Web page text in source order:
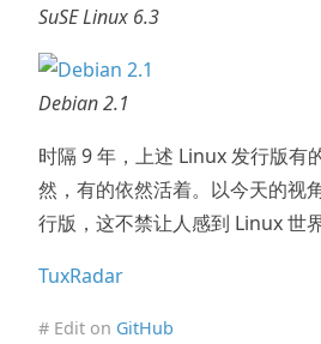
SuSE Linux 6.3
Debian 2.1
时隔 9 年，上述 Linux 发行版有
然，有的依然活着。以今天的视
行版，这不禁让人感到 Linux 世
TuxRadar
# Edit on GitHub